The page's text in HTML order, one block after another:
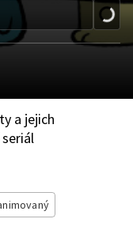
a jejich